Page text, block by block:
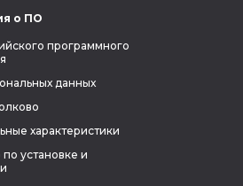
о ПО
программного
данных
характеристики
установке и